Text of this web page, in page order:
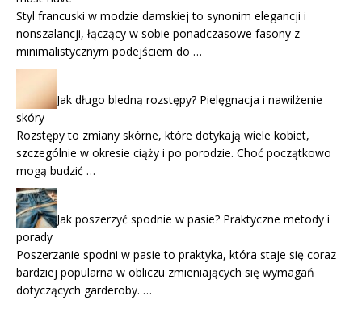
Styl francuski w modzie damskiej to synonim elegancji i
nonszalancji, łączący w sobie ponadczasowe fasony z
minimalistycznym podejściem do …
Jak długo bledną rozstępy? Pielęgnacja i nawilżenie
skóry
Rozstępy to zmiany skórne, które dotykają wiele kobiet,
szczególnie w okresie ciąży i po porodzie. Choć początkowo
mogą budzić …
Jak poszerzyć spodnie w pasie? Praktyczne metody i
porady
Poszerzanie spodni w pasie to praktyka, która staje się coraz
bardziej popularna w obliczu zmieniających się wymagań
dotyczących garderoby. …